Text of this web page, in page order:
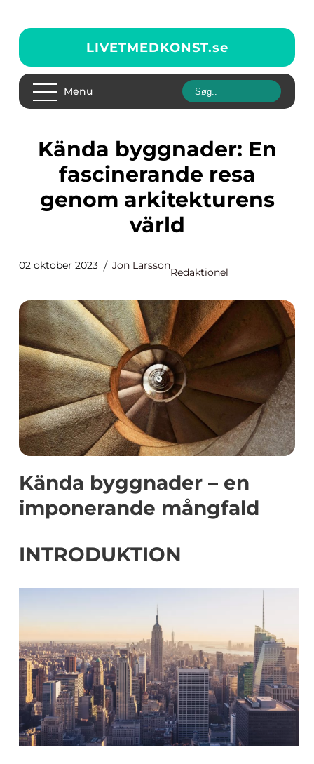
LIVETMEDKONST.se
Menu
Kända byggnader: En
fascinerande resa
genom arkitekturens
värld
02 oktober 2023 Jon Larsson
Redaktionel
Kända byggnader – en
imponerande mångfald
INTRODUKTION